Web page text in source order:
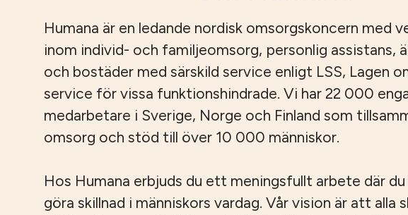
Humana är en ledande nordisk omsorgskoncern med
inom individ- och familjeomsorg, personlig assistans,
och bostäder med särskild service enligt LSS, Lagen
service för vissa funktionshindrade. Vi har 22 000
medarbetare i Sverige, Norge och Finland som
omsorg och stöd till över 10 000 människor.
Hos Humana erbjuds du ett meningsfullt arbete där
göra skillnad i människors vardag. Vår vision är att alla